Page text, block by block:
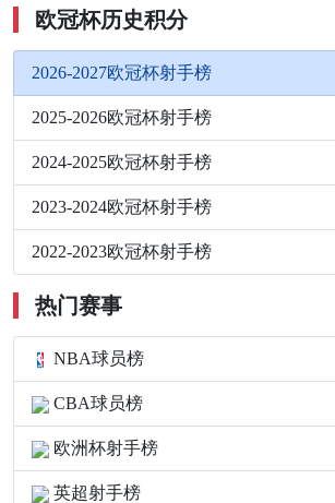
欧冠杯历史积分
2026-2027欧冠杯射手榜
2025-2026欧冠杯射手榜
2024-2025欧冠杯射手榜
2023-2024欧冠杯射手榜
2022-2023欧冠杯射手榜
热门赛事
NBA球员榜
CBA球员榜
欧洲杯射手榜
英超射手榜